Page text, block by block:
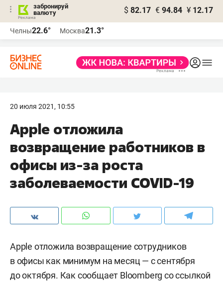
забронируй
валюту
$ 82.17 € 94.84 ¥ 12.17
Челны22.6° Москва21.3°
20 июля 2021, 10:55
Apple отложила
возвращение работников в
офисы из-за роста
заболеваемости COVID-19
Apple отложила возвращение сотрудников
в офисы как минимум на месяц — с сентября
до октября. Как сообщает Bloomberg со ссылкой